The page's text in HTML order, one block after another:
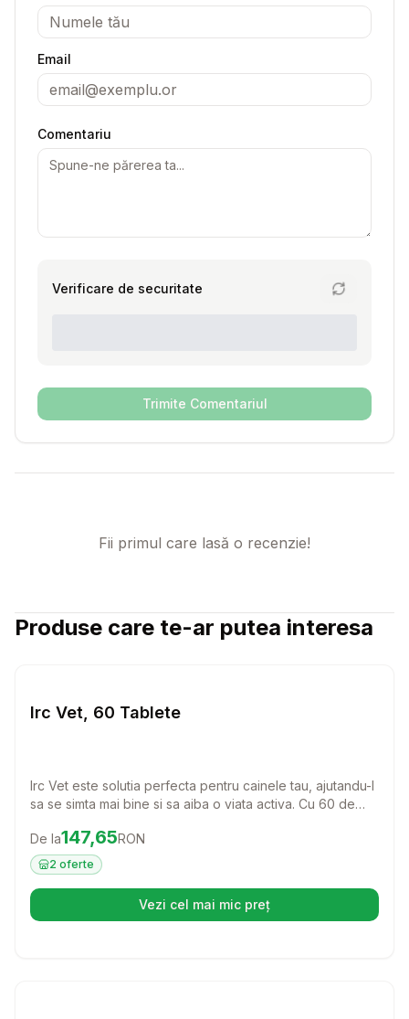
Email
Comentariu
Verificare de securitate
Trimite Comentariul
Fii primul care lasă o recenzie!
Produse care te-ar putea interesa
Irc Vet, 60 Tablete
Irc Vet este solutia perfecta pentru cainele tau, ajutandu-l
sa se simta mai bine si sa aiba o viata activa. Cu 60 de
pentru a oferi suport si confort patrupedului tau.
Preț:147.65 RON
De la147,65RON
2 oferte
Vezi cel mai mic preț(se deschide într-o filă nouă)